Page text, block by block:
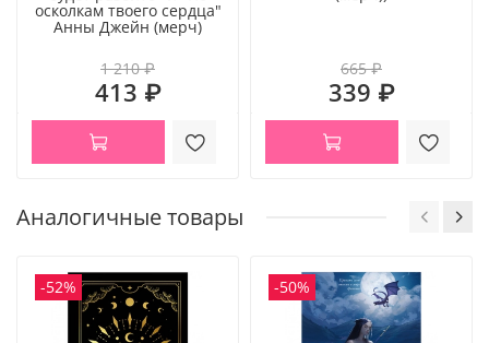
● Атмосферные черно-белые рисунки, схемы заездов и
● Стильное оформление глав
● Возраст 18+
осколкам твоего сердца"
Анны Джейн (мерч)
1 210 ₽
413 ₽
665 ₽
339 ₽
Аналогичные товары
-52% -50%